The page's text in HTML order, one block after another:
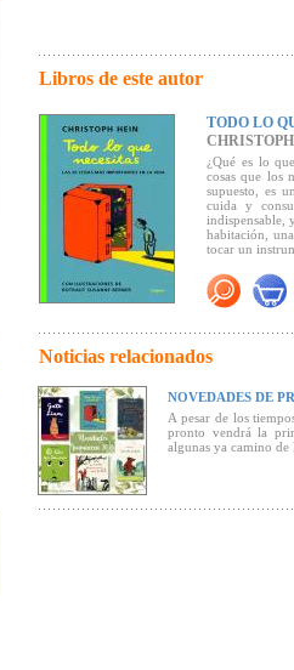
Libros de este autor
TODO LO
¿Qué es lo
cosas que los
supuesto, es
cuida y
indispensable,
habitación,
tocar un
Hein sabe
qué una
sea perfecta.
Haz clic aquí
Noticias relacionados
NOVEDADES DE
A pesar de los
pronto vendrá la
algunas ya camino de